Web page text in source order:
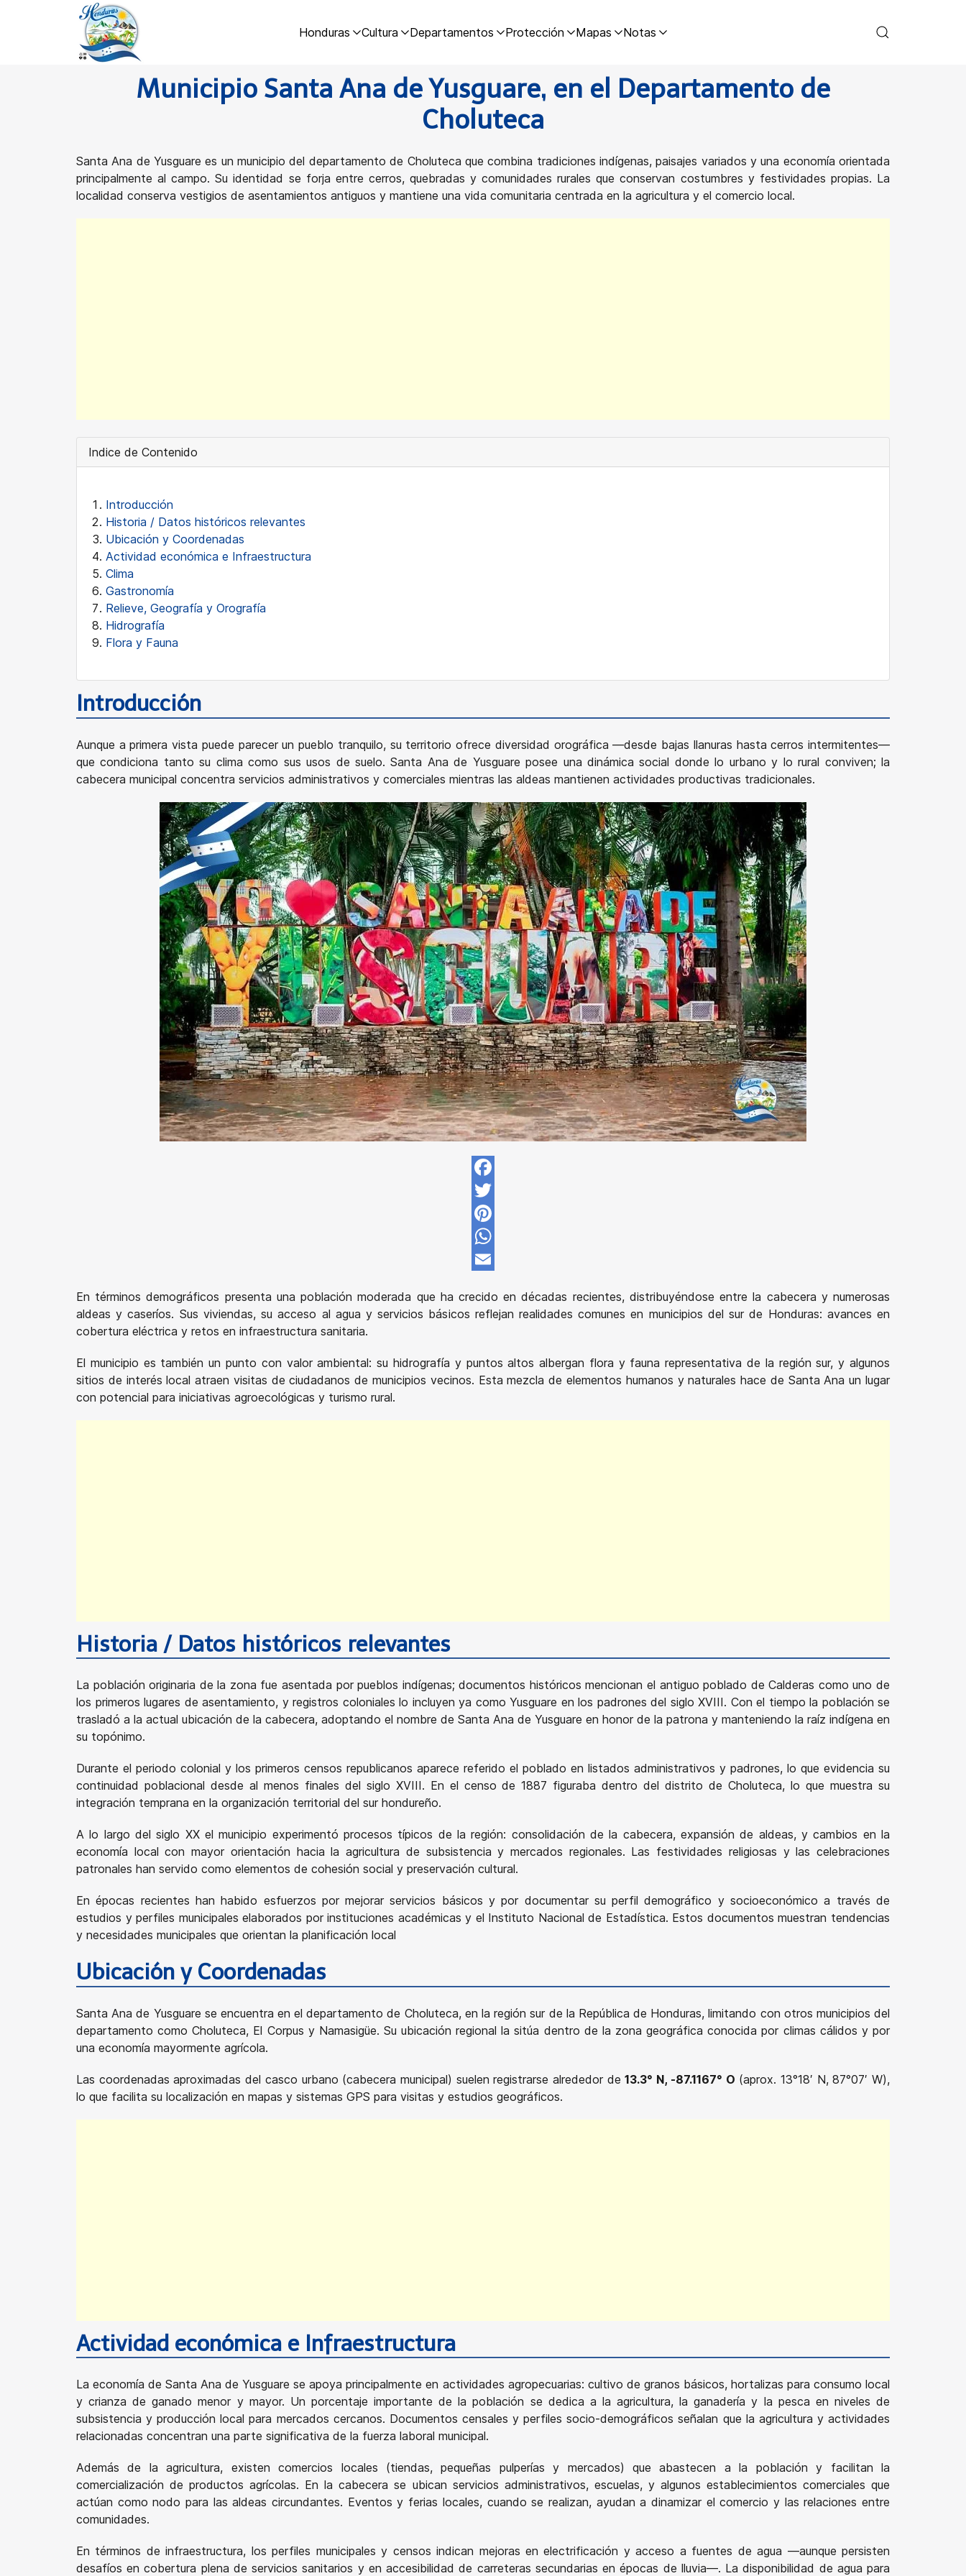
Honduras Cultura Departamentos Protección Mapas Notas
Municipio Santa Ana de Yusguare, en el Departamento de
Choluteca
Santa Ana de Yusguare es un municipio del departamento de Choluteca que combina tradiciones indígenas, paisajes variados y una economía orientada
principalmente al campo. Su identidad se forja entre cerros, quebradas y comunidades rurales que conservan costumbres y festividades propias. La
localidad conserva vestigios de asentamientos antiguos y mantiene una vida comunitaria centrada en la agricultura y el comercio local.
Indice de Contenido
Introducción
Historia / Datos históricos relevantes
Ubicación y Coordenadas
Actividad económica e Infraestructura
Clima
Gastronomía
Relieve, Geografía y Orografía
Hidrografía
Flora y Fauna
Introducción
Aunque a primera vista puede parecer un pueblo tranquilo, su territorio ofrece diversidad orográfica —desde bajas llanuras hasta cerros intermitentes—
que condiciona tanto su clima como sus usos de suelo. Santa Ana de Yusguare posee una dinámica social donde lo urbano y lo rural conviven; la
cabecera municipal concentra servicios administrativos y comerciales mientras las aldeas mantienen actividades productivas tradicionales.
Facebook
Twitter
Pinterest
WhatsApp
En términos demográficos presenta una población moderada que ha crecido en décadas recientes, distribuyéndose entre la cabecera y numerosas
aldeas y caseríos. Sus viviendas, su acceso al agua y servicios básicos reflejan realidades comunes en municipios del sur de Honduras: avances en
cobertura eléctrica y retos en infraestructura sanitaria.
El municipio es también un punto con valor ambiental: su hidrografía y puntos altos albergan flora y fauna representativa de la región sur, y algunos
sitios de interés local atraen visitas de ciudadanos de municipios vecinos. Esta mezcla de elementos humanos y naturales hace de Santa Ana un lugar
con potencial para iniciativas agroecológicas y turismo rural.
Historia / Datos históricos relevantes
La población originaria de la zona fue asentada por pueblos indígenas; documentos históricos mencionan el antiguo poblado de Calderas como uno de
los primeros lugares de asentamiento, y registros coloniales lo incluyen ya como Yusguare en los padrones del siglo XVIII. Con el tiempo la población se
trasladó a la actual ubicación de la cabecera, adoptando el nombre de Santa Ana de Yusguare en honor de la patrona y manteniendo la raíz indígena en
su topónimo.
Durante el periodo colonial y los primeros censos republicanos aparece referido el poblado en listados administrativos y padrones, lo que evidencia su
continuidad poblacional desde al menos finales del siglo XVIII. En el censo de 1887 figuraba dentro del distrito de Choluteca, lo que muestra su
integración temprana en la organización territorial del sur hondureño.
A lo largo del siglo XX el municipio experimentó procesos típicos de la región: consolidación de la cabecera, expansión de aldeas, y cambios en la
economía local con mayor orientación hacia la agricultura de subsistencia y mercados regionales. Las festividades religiosas y las celebraciones
patronales han servido como elementos de cohesión social y preservación cultural.
En épocas recientes han habido esfuerzos por mejorar servicios básicos y por documentar su perfil demográfico y socioeconómico a través de
estudios y perfiles municipales elaborados por instituciones académicas y el Instituto Nacional de Estadística. Estos documentos muestran tendencias
y necesidades municipales que orientan la planificación local
Ubicación y Coordenadas
Santa Ana de Yusguare se encuentra en el departamento de Choluteca, en la región sur de la República de Honduras, limitando con otros municipios del
departamento como Choluteca, El Corpus y Namasigüe. Su ubicación regional la sitúa dentro de la zona geográfica conocida por climas cálidos y por
una economía mayormente agrícola.
Las coordenadas aproximadas del casco urbano (cabecera municipal) suelen registrarse alrededor de13.3° N, -87.1167° O (aprox. 13°18′ N, 87°07′ W),
lo que facilita su localización en mapas y sistemas GPS para visitas y estudios geográficos.
Actividad económica e Infraestructura
La economía de Santa Ana de Yusguare se apoya principalmente en actividades agropecuarias: cultivo de granos básicos, hortalizas para consumo local
y crianza de ganado menor y mayor. Un porcentaje importante de la población se dedica a la agricultura, la ganadería y la pesca en niveles de
subsistencia y producción local para mercados cercanos. Documentos censales y perfiles socio-demográficos señalan que la agricultura y actividades
relacionadas concentran una parte significativa de la fuerza laboral municipal.
Además de la agricultura, existen comercios locales (tiendas, pequeñas pulperías y mercados) que abastecen a la población y facilitan la
comercialización de productos agrícolas. En la cabecera se ubican servicios administrativos, escuelas, y algunos establecimientos comerciales que
actúan como nodo para las aldeas circundantes. Eventos y ferias locales, cuando se realizan, ayudan a dinamizar el comercio y las relaciones entre
comunidades.
En términos de infraestructura, los perfiles municipales y censos indican mejoras en electrificación y acceso a fuentes de agua —aunque persisten
desafíos en cobertura plena de servicios sanitarios y en accesibilidad de carreteras secundarias en épocas de lluvia—. La disponibilidad de agua para